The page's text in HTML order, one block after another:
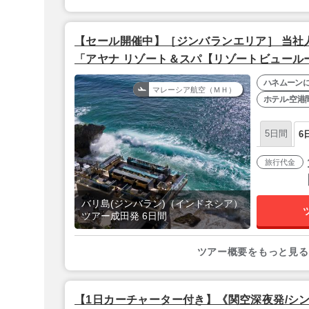
【セール開催中】［ジンバランエリア］ 当
「アヤナ リゾート＆スパ【リゾートビュー
【マレーシア航空で行く/成田発】
バリ島(ジンバラン)（インドネシア）
ツアー成田発 6日間
マレーシア航空（ＭＨ）
ハネムーン
ホテル-空港
5日間 6
旅行代金
ツアー概要をもっと見る
【1日カーチャーター付き】《関空深夜発/シ